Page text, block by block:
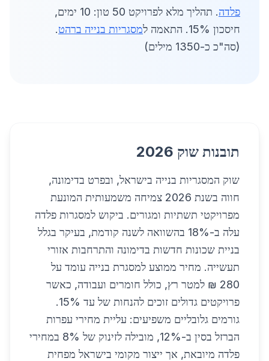
פלדה
. תהליך מלא לפרויקט 50 טון: 10 ימים,
חיסכון 15%. התאמה ל
מסגריות בנייה ברהט.
(סה"כ כ-1350 מילים)
תובנות שוק 2026
שוק המסגריות בנייה בישראל, ובפרט בדימונה,
חווה בשנת 2026 צמיחה משמעותית המונעת
מפרויקטי תשתיות ומגורים. ביקוש למסגרות פלדה
עלה ב-18% בהשוואה לשנה קודמת, בעיקר בגלל
בניית שכונות חדשות בדימונה והתרחבות אזורי
תעשייה. מחיר ממוצע למסגרת בנייה עומד על
280 ₪ למטר רץ, כולל חומרים ועבודה, כאשר
פרויקטים גדולים זוכים להנחות של עד 15%.
גורמים גלובליים משפיעים: עליית מחירי עפרות
הברזל בסין ב-12%, מובילה לזינוק של 8% במחירי
פלדה מיובאת, אך ייצור מקומי בישראל מפחית